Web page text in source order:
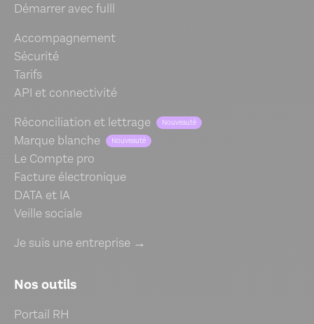
Démarrer avec fulll
Accompagnement
Sécurité
Tarifs
API et connectivité
Réconciliation et lettrage
Nouveauté
Marque blanche Nouveauté
Le Compte pro
Facture électronique
DATA et IA
Veille sociale
Je suis une entreprise →
Nos outils
Portail RH